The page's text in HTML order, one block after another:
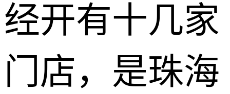
经开有十几家
门店，是珠海